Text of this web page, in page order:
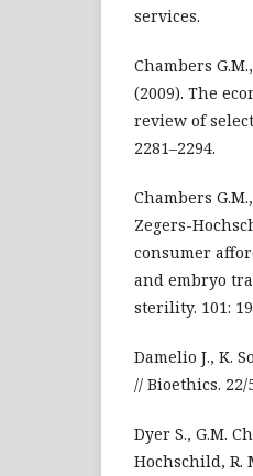
services.
Chambers
(2009). The
review of
2281–2294.
Chambers
Zegers-
consumer
and embryo
sterility. 101:
Damelio J., K.
// Bioethics. 22/
Dyer S., G.M.
Hochschild, R.